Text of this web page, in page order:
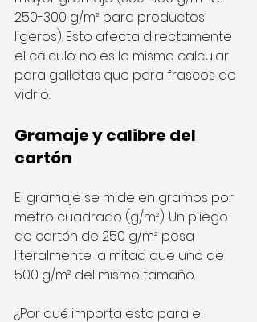
250-300 g/m² para productos
ligeros). Esto afecta directamente
el cálculo: no es lo mismo calcular
para galletas que para frascos de
vidrio.
Gramaje y calibre del
cartón
El gramaje se mide en gramos por
metro cuadrado (g/m²). Un pliego
de cartón de 250 g/m² pesa
literalmente la mitad que uno de
500 g/m² del mismo tamaño.
¿Por qué importa esto para el